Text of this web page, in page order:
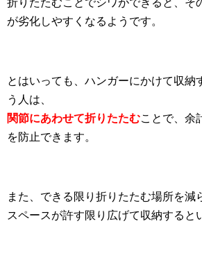
折りたたむことでシワができると、そ
が劣化しやすくなるようです。
とはいっても、ハンガーにかけて収納
う人は、
関節にあわせて折りたたむことで、余
を防止できます。
また、できる限り折りたたむ場所を減
スペースが許す限り広げて収納すると